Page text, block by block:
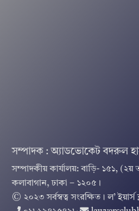
সম্পাদক : অ্যাডভোকেট বদরুল
সম্পাদকীয় কার্যালয়: বাড়ি- ১৫১, (২য়
কলাবাগান, ঢাকা – ১২০৫।
© ২০২৩ সর্বস্বত্ব সংরক্ষিত । ল’